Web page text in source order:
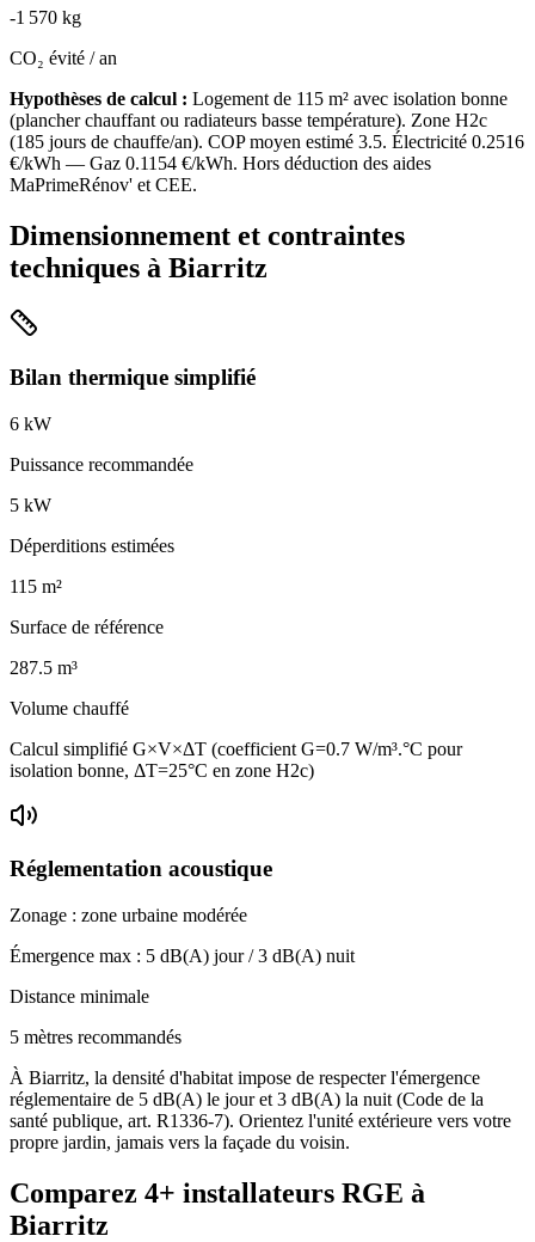
-1 570 kg
CO₂ évité / an
Hypothèses de calcul : Logement de 115 m² avec isolation bonne
(plancher chauffant ou radiateurs basse température). Zone H2c
(185 jours de chauffe/an). COP moyen estimé 3.5. Électricité 0.2516
€/kWh — Gaz 0.1154 €/kWh. Hors déduction des aides
MaPrimeRénov' et CEE.
Dimensionnement et contraintes
techniques à Biarritz
Bilan thermique simplifié
6 kW
Puissance recommandée
5 kW
Déperditions estimées
115 m²
Surface de référence
287.5 m³
Volume chauffé
Calcul simplifié G×V×ΔT (coefficient G=0.7 W/m³.°C pour
isolation bonne, ΔT=25°C en zone H2c)
Réglementation acoustique
Zonage : zone urbaine modérée
Émergence max : 5 dB(A) jour /3 dB(A) nuit
Distance minimale
5 mètres recommandés
À Biarritz, la densité d'habitat impose de respecter l'émergence
réglementaire de 5 dB(A) le jour et 3 dB(A) la nuit (Code de la
santé publique, art. R1336-7). Orientez l'unité extérieure vers votre
propre jardin, jamais vers la façade du voisin.
Comparez 4+ installateurs RGE à
Biarritz